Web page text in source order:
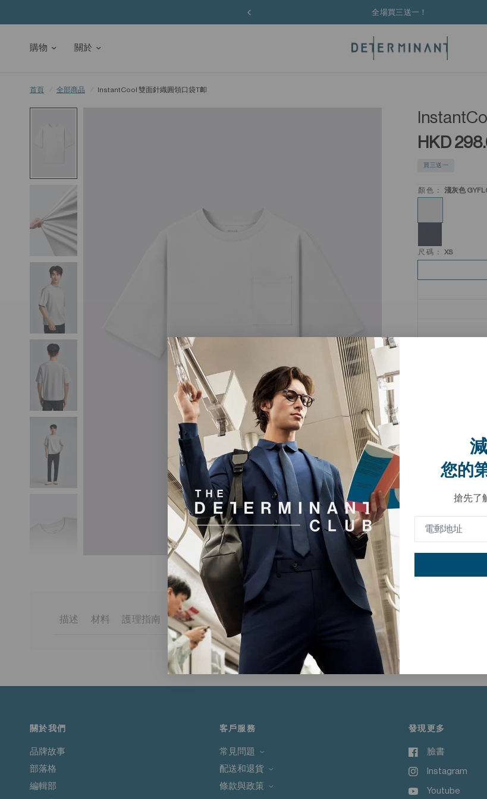
全場買三送一！
購物 關於
首頁 全部商品 InstantCool 雙面針織圓領口袋T卹
HKD
買三送一
顏色： 淺灰色
尺碼： XS
描述 材料 護理指南 送貨與退貨
InstantCool 雙面針織圓領口袋 T 恤 採用雙面針織布料製成，布料結構更紮實穩定，同時具備優異的回彈性與延展性，
版型為寬鬆剪裁，營造放鬆感，是日常穿搭中簡約又百搭的實用單品。面料具備吸濕排汗與良好透氣機能，無論是通
訂單金額滿港幣650元或等值當地貨幣即可享有免運費。
未達上述門檻的訂單將收取港幣50元的標準運費。
關於我們
品牌故事
部落格
編輯部
客戶服務
常見問題
配送和退貨
條款與政策
發現更多
臉書
Instagram
Youtube
您的
搶先了